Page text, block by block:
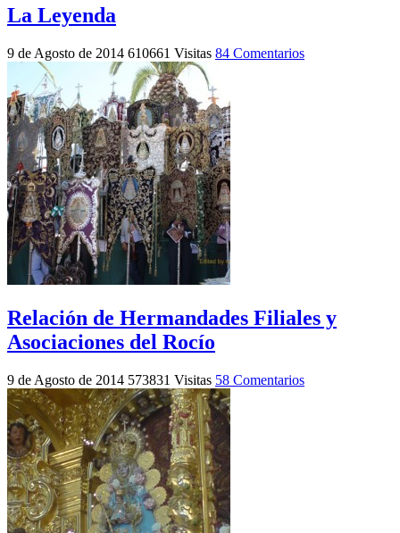
La Leyenda
9 de Agosto de 2014 610661 Visitas 84 Comentarios
Relación de Hermandades Filiales y
Asociaciones del Rocío
9 de Agosto de 2014 573831 Visitas 58 Comentarios